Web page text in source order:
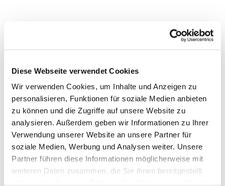
Diese Webseite verwendet Cookies
Wir verwenden Cookies, um Inhalte und Anzeigen zu
personalisieren, Funktionen für soziale Medien anbieten
zu können und die Zugriffe auf unsere Website zu
analysieren. Außerdem geben wir Informationen zu Ihrer
Verwendung unserer Website an unsere Partner für
soziale Medien, Werbung und Analysen weiter. Unsere
Partner führen diese Informationen möglicherweise mit
weiteren Daten zusammen, die Sie ihnen bereitgestellt
Dies könnte Sie auch
interessieren